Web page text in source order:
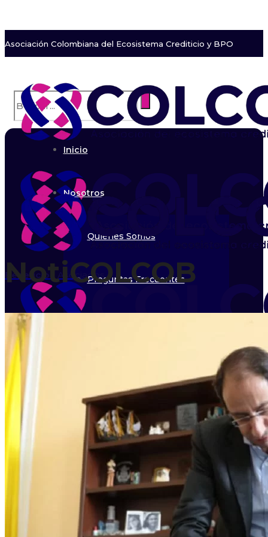
Asociación Colombiana del Ecosistema Crediticio y BPO
Beneficios Asociados
Eventos
Directorio
Inicio
Nosotros
Quiénes Somos
Preguntas Frecuentes
Asociarme
Directorio Asociados
Líneas de trabajo
Inicio
Quiénes Somos
NotiCOLCOB